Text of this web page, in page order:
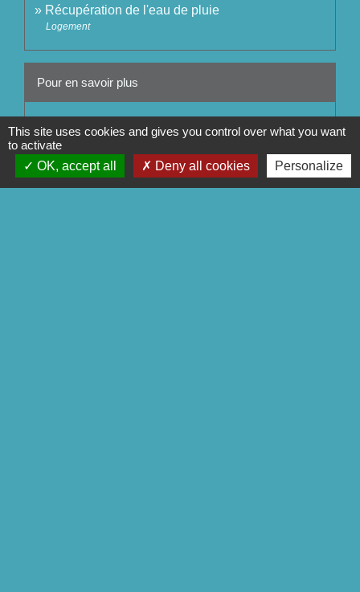
Récupération de l'eau de pluie
Logement
Pour en savoir plus
Ministère chargé de l'urbanisme
Site d'information sur l'assainissement communal
open_in_new
This site uses cookies and gives you control over what you want
to activate
OK, accept all
Deny all cookies Personalize